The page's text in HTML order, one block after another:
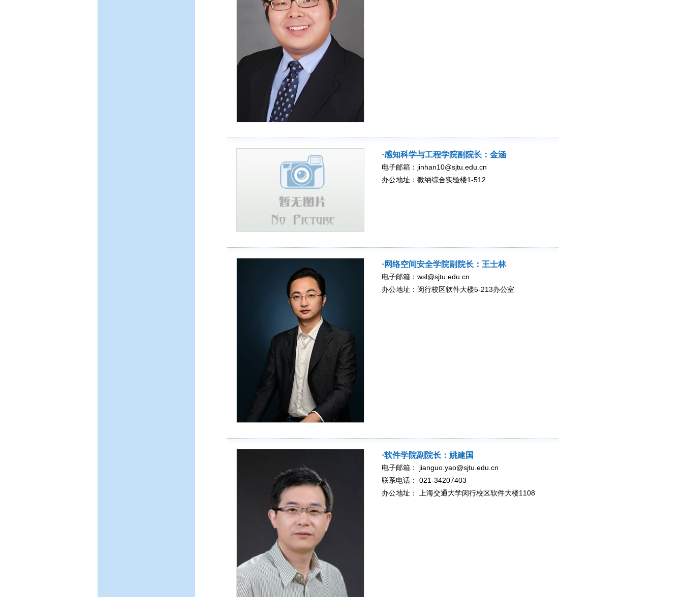
·感知科学与工程学院副院长：金涵
电子邮箱：jinhan10@sjtu.edu.cn
办公地址：微纳综合实验楼1-512
·网络空间安全学院副院长：王士林
电子邮箱：wsl@sjtu.edu.cn
办公地址：闵行校区软件大楼5-213办公室
·软件学院副院长：姚建国
电子邮箱： jianguo.yao@sjtu.edu.cn
联系电话： 021-34207403
办公地址： 上海交通大学闵行校区软件大楼1108